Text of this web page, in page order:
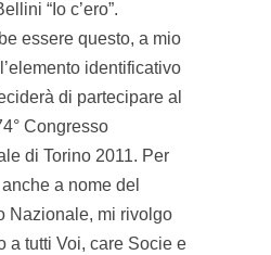
“Io c’ero”.
essere questo, a mio
identificativo
di partecipare al
Congresso
di Torino 2011. Per
a nome del
Nazionale, mi rivolgo
a tutti Voi, care Socie e